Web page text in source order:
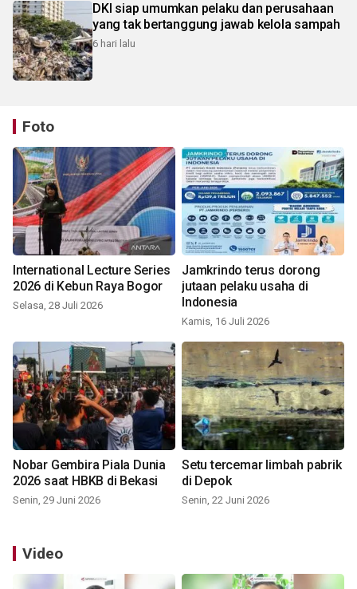
DKI siap umumkan pelaku dan perusahaan
yang tak bertanggung jawab kelola sampah
6 hari lalu
Foto
International Lecture Series
2026 di Kebun Raya Bogor
Selasa, 28 Juli 2026
Jamkrindo terus dorong
jutaan pelaku usaha di
Indonesia
Kamis, 16 Juli 2026
Nobar Gembira Piala Dunia
2026 saat HBKB di Bekasi
Senin, 29 Juni 2026
Setu tercemar limbah pabrik
di Depok
Senin, 22 Juni 2026
Video